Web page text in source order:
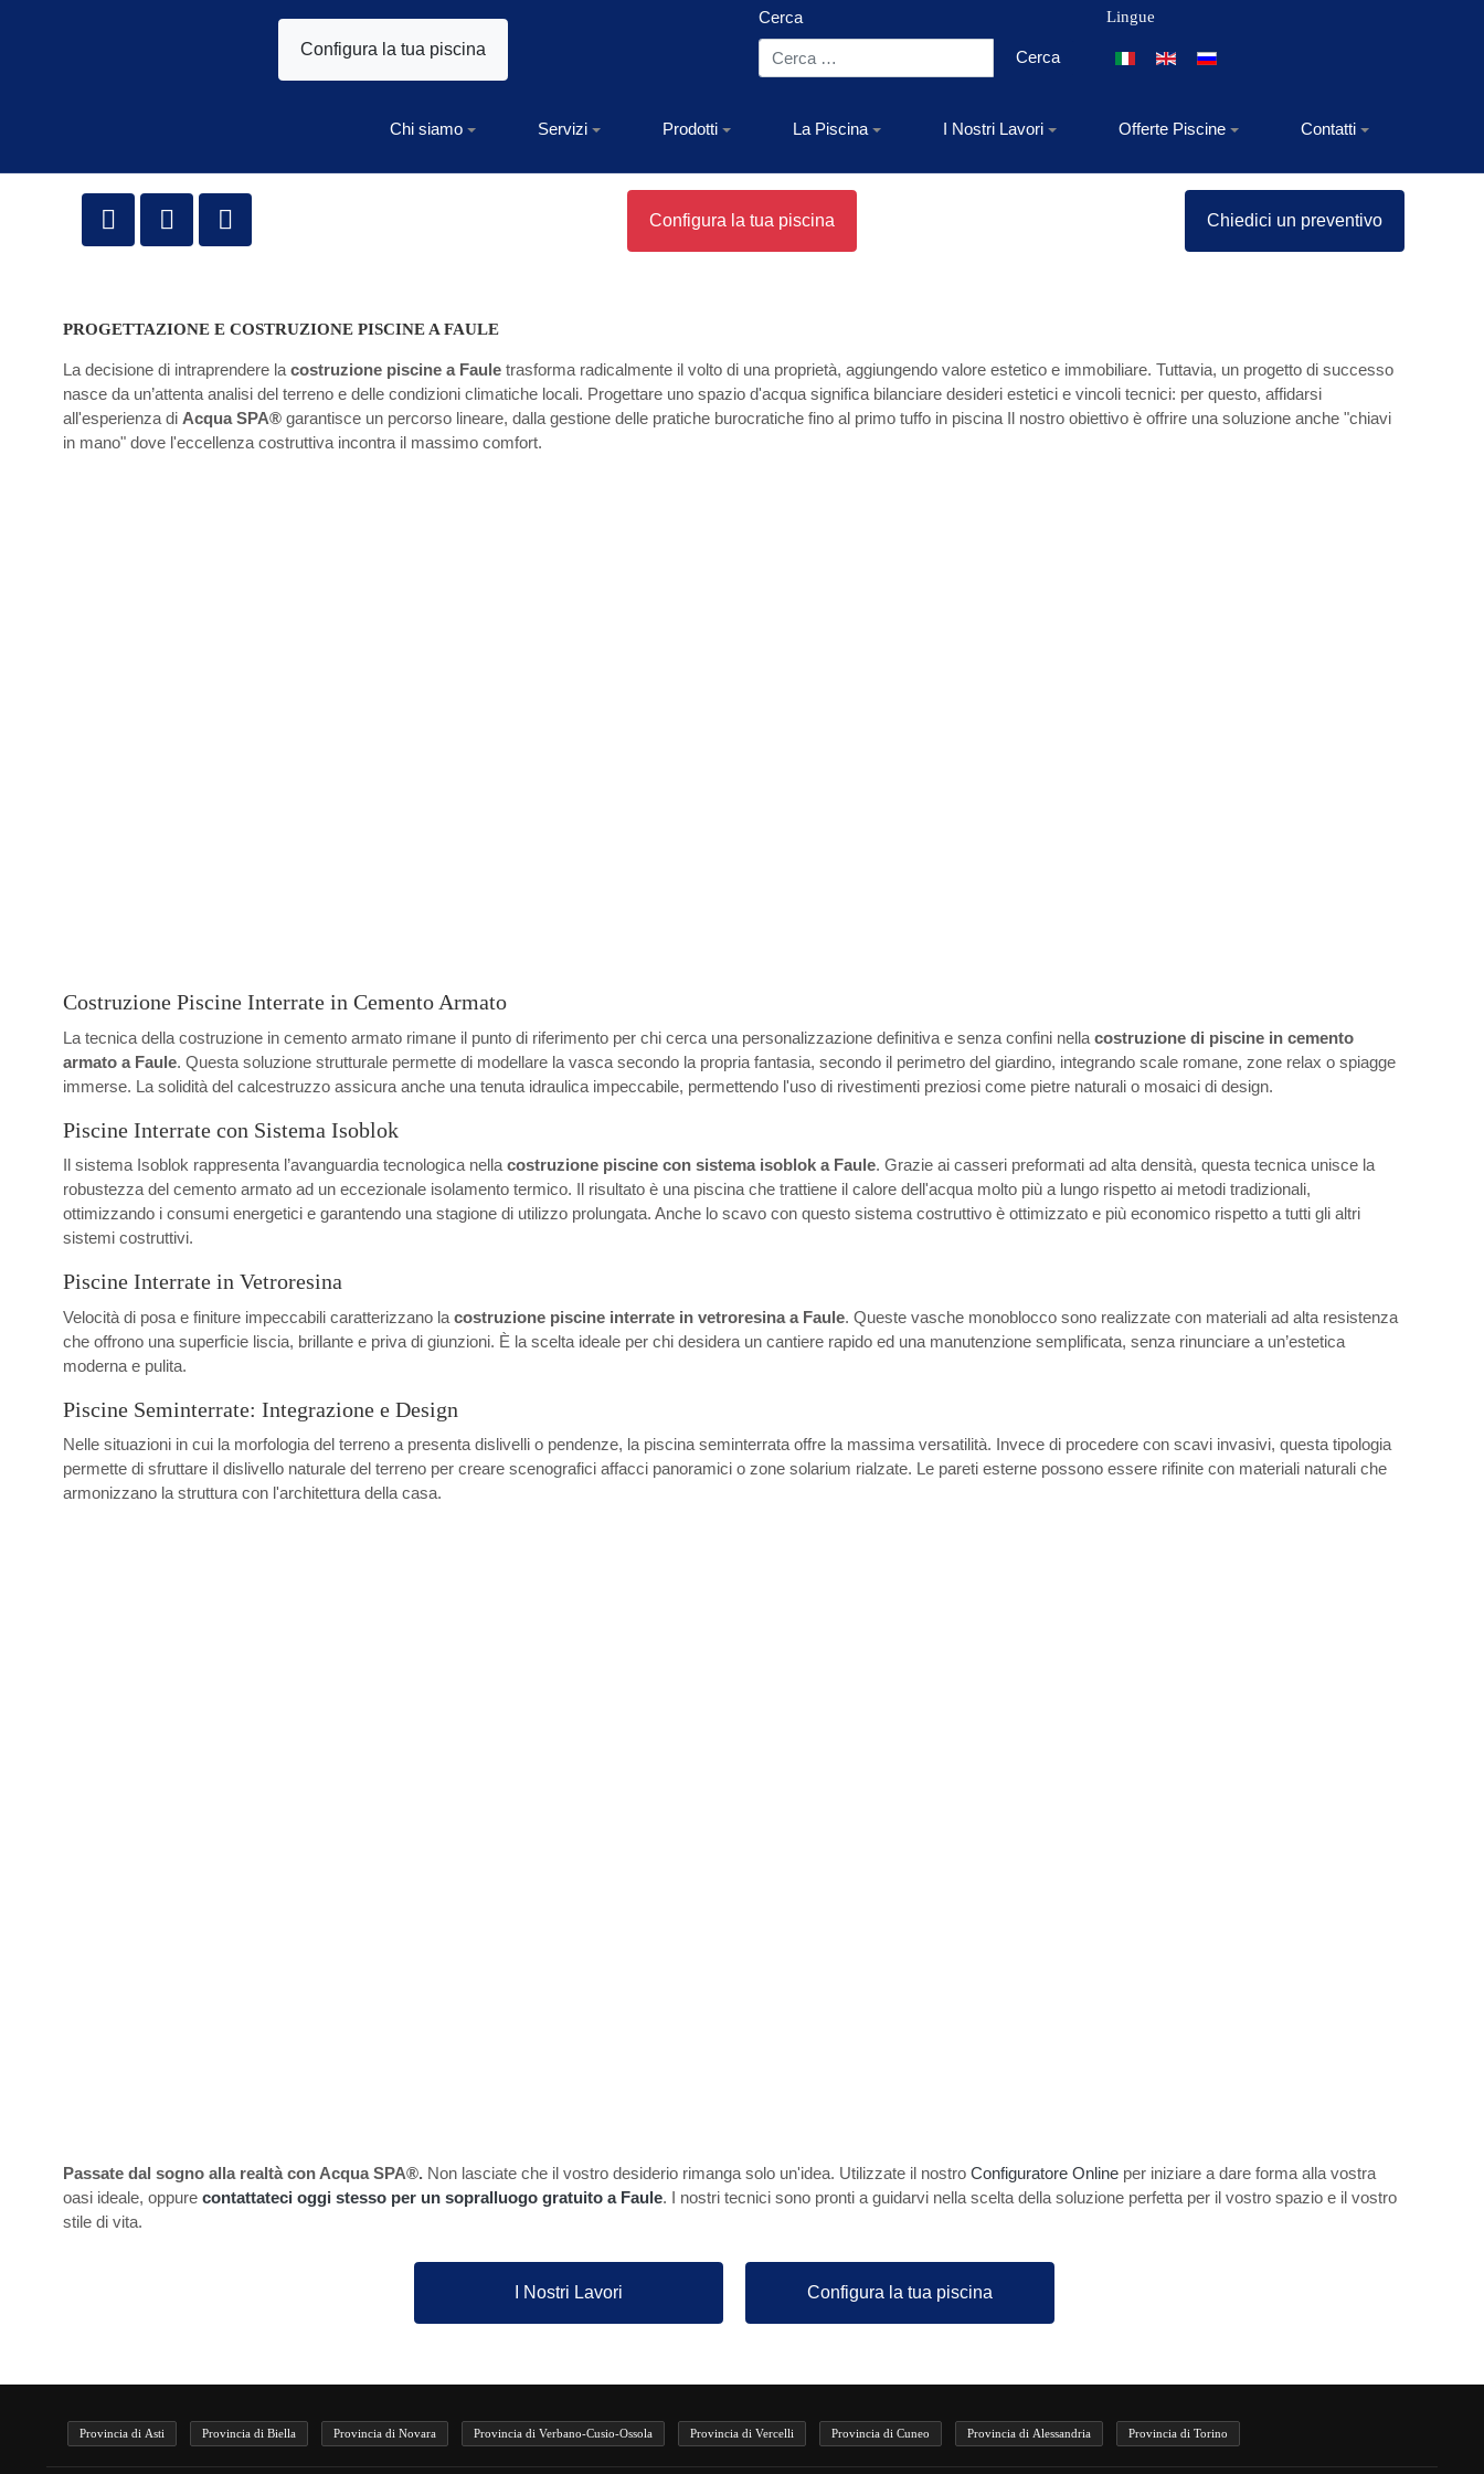
Configura la tua piscina
Cerca
Cerca
Lingue
Seleziona la tua lingua
Chi siamo Servizi Prodotti La Piscina I Nostri Lavori Offerte Piscine Contatti
Configura la tua piscina Chiedici un preventivo
PROGETTAZIONE E COSTRUZIONE PISCINE A FAULE
La decisione di intraprendere la costruzione piscine a Faule trasforma radicalmente il volto di una proprietà, aggiungendo valore estetico e immobiliare. Tuttavia, un progetto di successo
nasce da un’attenta analisi del terreno e delle condizioni climatiche locali. Progettare uno spazio d'acqua significa bilanciare desideri estetici e vincoli tecnici: per questo, affidarsi
all'esperienza di Acqua SPA® garantisce un percorso lineare, dalla gestione delle pratiche burocratiche fino al primo tuffo in piscina Il nostro obiettivo è offrire una soluzione anche "chiavi
in mano" dove l'eccellenza costruttiva incontra il massimo comfort.
Costruzione Piscine Interrate in Cemento Armato
La tecnica della costruzione in cemento armato rimane il punto di riferimento per chi cerca una personalizzazione definitiva e senza confini nella costruzione di piscine in cemento
armato a Faule. Questa soluzione strutturale permette di modellare la vasca secondo la propria fantasia, secondo il perimetro del giardino, integrando scale romane, zone relax o spiagge
immerse. La solidità del calcestruzzo assicura anche una tenuta idraulica impeccabile, permettendo l'uso di rivestimenti preziosi come pietre naturali o mosaici di design.
Piscine Interrate con Sistema Isoblok
Il sistema Isoblok rappresenta l’avanguardia tecnologica nella costruzione piscine con sistema isoblok a Faule. Grazie ai casseri preformati ad alta densità, questa tecnica unisce la
robustezza del cemento armato ad un eccezionale isolamento termico. Il risultato è una piscina che trattiene il calore dell'acqua molto più a lungo rispetto ai metodi tradizionali,
ottimizzando i consumi energetici e garantendo una stagione di utilizzo prolungata. Anche lo scavo con questo sistema costruttivo è ottimizzato e più economico rispetto a tutti gli altri
sistemi costruttivi.
Piscine Interrate in Vetroresina
Velocità di posa e finiture impeccabili caratterizzano la costruzione piscine interrate in vetroresina a Faule. Queste vasche monoblocco sono realizzate con materiali ad alta resistenza
che offrono una superficie liscia, brillante e priva di giunzioni. È la scelta ideale per chi desidera un cantiere rapido ed una manutenzione semplificata, senza rinunciare a un’estetica
moderna e pulita.
Piscine Seminterrate: Integrazione e Design
Nelle situazioni in cui la morfologia del terreno a presenta dislivelli o pendenze, la piscina seminterrata offre la massima versatilità. Invece di procedere con scavi invasivi, questa tipologia
permette di sfruttare il dislivello naturale del terreno per creare scenografici affacci panoramici o zone solarium rialzate. Le pareti esterne possono essere rifinite con materiali naturali che
armonizzano la struttura con l'architettura della casa.
Passate dal sogno alla realtà con Acqua SPA®. Non lasciate che il vostro desiderio rimanga solo un'idea. Utilizzate il nostro Configuratore Online per iniziare a dare forma alla vostra
oasi ideale, oppure contattateci oggi stesso per un sopralluogo gratuito a Faule. I nostri tecnici sono pronti a guidarvi nella scelta della soluzione perfetta per il vostro spazio e il vostro
stile di vita.
I Nostri Lavori Configura la tua piscina
Provincia di Asti Provincia di Biella Provincia di Novara Provincia di Verbano-Cusio-Ossola Provincia di Vercelli Provincia di Cuneo Provincia di Alessandria Provincia di Torino